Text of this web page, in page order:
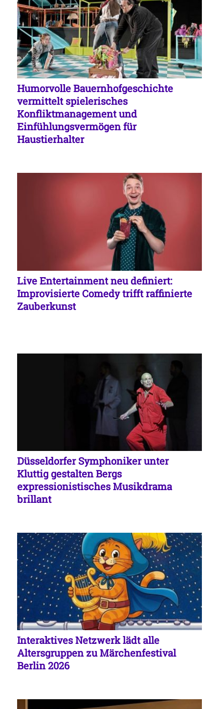
Humorvolle Bauernhofgeschichte
vermittelt spielerisches
Konfliktmanagement und
Einfühlungsvermögen für
Haustierhalter
Live Entertainment neu definiert:
Improvisierte Comedy trifft raffinierte
Zauberkunst
Düsseldorfer Symphoniker unter
Kluttig gestalten Bergs
expressionistisches Musikdrama
brillant
Interaktives Netzwerk lädt alle
Altersgruppen zu Märchenfestival
Berlin 2026